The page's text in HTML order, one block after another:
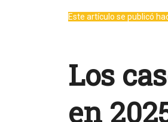
Este artículo se publicó
Los
en